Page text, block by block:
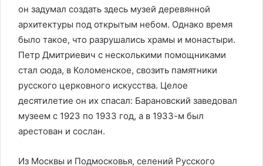
он задумал создать здесь музей деревянной
архитектуры под открытым небом. Однако время
было такое, что разрушались храмы и монастыри.
Петр Дмитриевич с несколькими помощниками
стал сюда, в Коломенское, свозить памятники
русского церковного искусства. Целое
десятилетие он их спасал: Барановский заведовал
музеем с 1923 по 1933 год, а в 1933-м был
арестован и сослан.
Из Москвы и Подмосковья, селений Русского